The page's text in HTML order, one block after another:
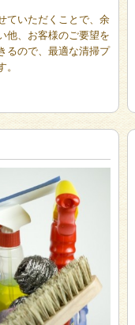
ていただくことで、余
他、お客様のご要望を
るので、最適な清掃プ